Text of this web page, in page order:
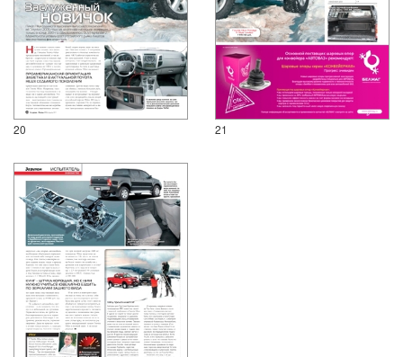
20 21